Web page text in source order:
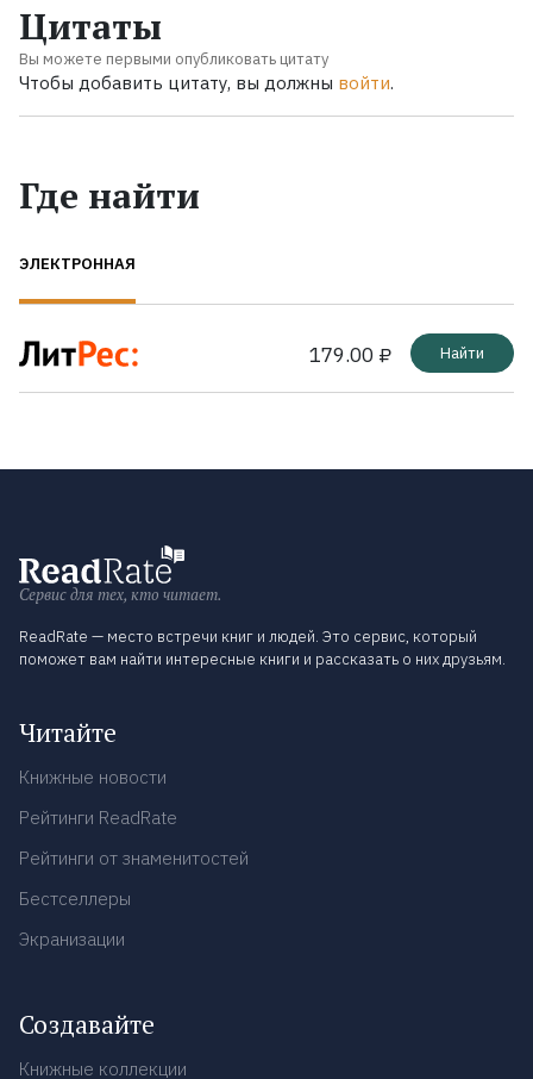
Цитаты
Вы можете первыми опубликовать цитату
Чтобы добавить цитату, вы должны войти.
Где найти
ЭЛЕКТРОННАЯ
179.00 ₽ Найти
Сервис для тех, кто читает.
ReadRate — место встречи книг и людей. Это сервис, который
поможет вам найти интересные книги и рассказать о них друзьям.
Читайте
Книжные новости
Рейтинги ReadRate
Рейтинги от знаменитостей
Бестселлеры
Экранизации
Создавайте
Книжные коллекции